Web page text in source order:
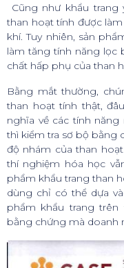
Cũng như khẩu
than hoạt tính được
khí. Tuy nhiên, sản
làm tăng tính năng lọc
chất hấp phụ của than
Bằng mắt thường,
than hoạt tính thật,
nghĩa về các tính
thì kiểm tra sơ bộ bằng
độ nhám của than
thí nghiệm hóa học
phẩm khẩu trang than
dùng chỉ có thể dựa
phẩm khẩu trang
bằng chứng mà doanh